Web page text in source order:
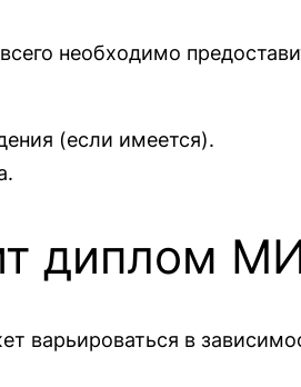
необходимо
(если имеется).
диплом
в